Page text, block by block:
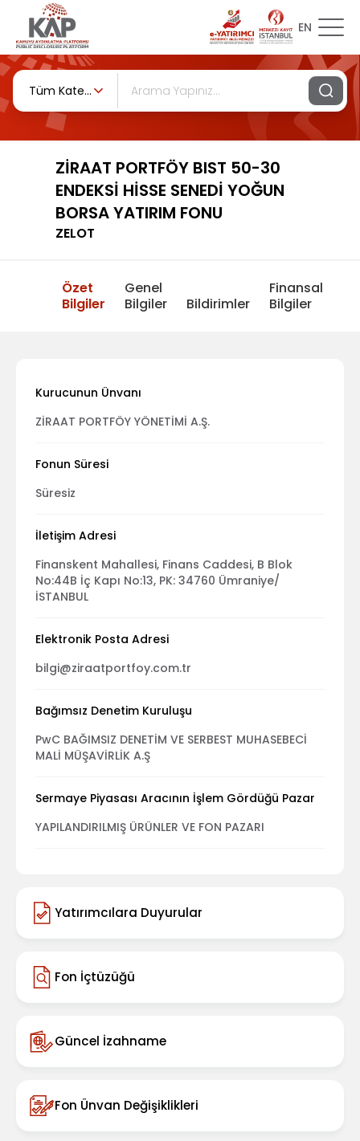
EN
Tüm Kategoriler
ZİRAAT PORTFÖY BIST 50-30
ENDEKSİ HİSSE SENEDİ YOĞUN
BORSA YATIRIM FONU
ZELOT
Özet
Bilgiler
Genel
Bilgiler
Bildirimler
Finansal
Bilgiler
Kurucunun Ünvanı
ZİRAAT PORTFÖY YÖNETİMİ A.Ş.
Fonun Süresi
Süresiz
İletişim Adresi
Finanskent Mahallesi, Finans Caddesi, B Blok
No:44B İç Kapı No:13, PK: 34760 Ümraniye/
İSTANBUL
Elektronik Posta Adresi
bilgi@ziraatportfoy.com.tr
Bağımsız Denetim Kuruluşu
PwC BAĞIMSIZ DENETİM VE SERBEST MUHASEBECİ
MALİ MÜŞAVİRLİK A.Ş
Sermaye Piyasası Aracının İşlem Gördüğü Pazar
YAPILANDIRILMIŞ ÜRÜNLER VE FON PAZARI
Yatırımcılara Duyurular
Fon İçtüzüğü
Güncel İzahname
Fon Ünvan Değişiklikleri